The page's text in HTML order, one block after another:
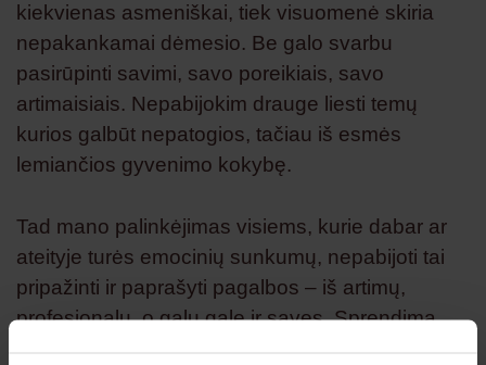
kiekvienas asmeniškai, tiek visuomenė skiria
nepakankamai dėmesio. Be galo svarbu
pasirūpinti savimi, savo poreikiais, savo
artimaisiais. Nepabijokim drauge liesti temų
kurios galbūt nepatogios, tačiau iš esmės
lemiančios gyvenimo kokybę.
Tad mano palinkėjimas visiems, kurie dabar ar
ateityje turės emocinių sunkumų, nepabijoti tai
pripažinti ir paprašyti pagalbos – iš artimų,
profesionalų, o galų gale ir savęs. Sprendimą